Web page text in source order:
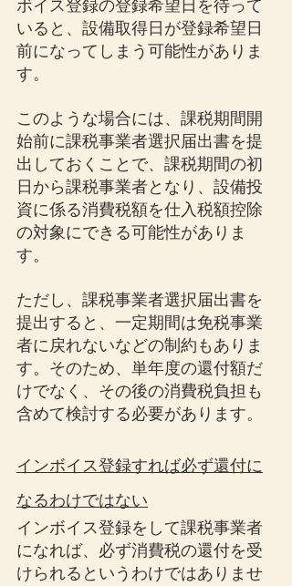
ボイス登録の登録希望日を待って
いると、設備取得日が登録希望日
前になってしまう可能性がありま
す。
このような場合には、課税期間開
始前に課税事業者選択届出書を提
出しておくことで、課税期間の初
日から課税事業者となり、設備投
資に係る消費税額を仕入税額控除
の対象にできる可能性がありま
す。
ただし、課税事業者選択届出書を
提出すると、一定期間は免税事業
者に戻れないなどの制約もありま
す。そのため、単年度の還付額だ
けでなく、その後の消費税負担も
含めて検討する必要があります。
インボイス登録すれば必ず還付に
なるわけではない
インボイス登録をして課税事業者
になれば、必ず消費税の還付を受
けられるというわけではありませ